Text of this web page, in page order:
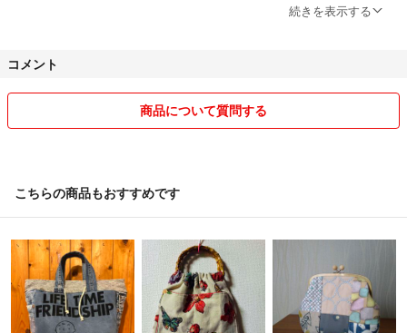
と当方両方の住所、名前を書かないと発送できない発送方法です。
⚠️何故この様な文章を書くか理由を知りたい方は長文になりますが最後
⚠️発送のご希望で定形外郵送をお選びの場合、送料は家庭での測量にて
割り出しております。その為、誤差が生じた場合送料を多く頂いてしま
ったり不足したりする場合があります。返金不可・追加請求なしの対応
をさせて頂きますので、ご理解とご了承を宜しくお願いします。
続きを表示する
コメント
商品について質問する
こちらの商品もおすすめです